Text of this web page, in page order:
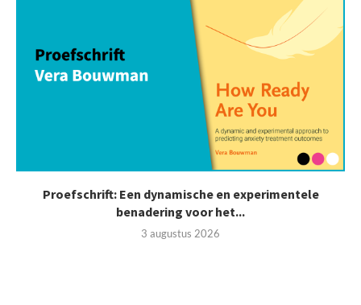
Proefschrift: Een dynamische en experimentele
benadering voor het...
3 augustus 2026